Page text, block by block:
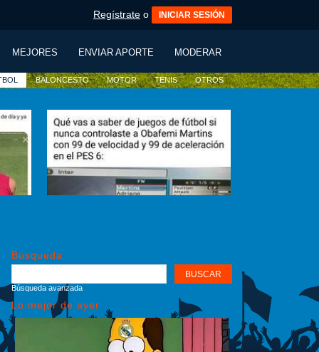
Regístrate o INICIAR SESIÓN
MEJORES ENVIAR APORTE MODERAR
BALONCESTO MOTOR TENIS OTROS
Búsqueda
Búsqueda avanzada
Lo mejor de ayer